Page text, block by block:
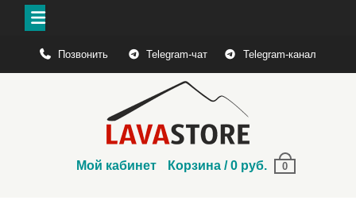
содержимому
Позвонить Telegram-чат Telegram-канал
Мой кабинет Корзина /0 руб. 0